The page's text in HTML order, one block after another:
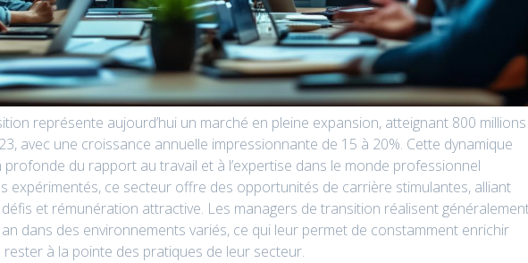
représente aujourd’hui un marché en pleine expansion, atteignant 800 millions
avec une croissance annuelle impressionnante de 15 à 20%. Cette dynamique
profonde du rapport au travail et à l’expertise dans le monde professionnel
expérimentés, ce secteur offre des opportunités de carrière stimulantes, alliant
et rémunération attractive. Les managers de transition réalisent
dans des environnements variés, ce qui leur permet de constamment enrichir
à la pointe des pratiques de leur secteur.